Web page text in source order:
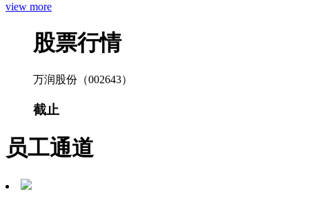
view more
股票行情
万润股份（002643）
截止
员工通道